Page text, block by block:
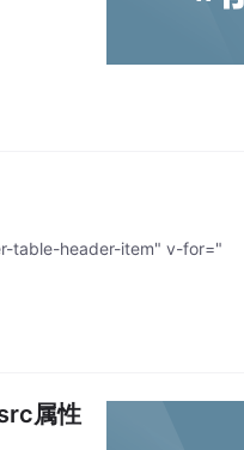
table-header-item" v-for="
属性